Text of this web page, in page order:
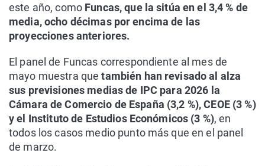
este año, como Funcas, que la sitúa en el 3,4 % de
media, ocho décimas por encima de las
proyecciones anteriores.
El panel de Funcas correspondiente al mes de
mayo muestra quetambién han revisado al alza
sus previsiones medias de IPC para 2026 la
Cámara de Comercio de España (3,2 %), CEOE (3 %)
y el Instituto de Estudios Económicos (3 %), en
todos los casos medio punto más que en el panel
de marzo.